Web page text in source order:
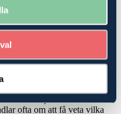
rådgivning och
bästa möjliga lösningen när
.
avstyckad gård där det
ofta om att få veta vilka